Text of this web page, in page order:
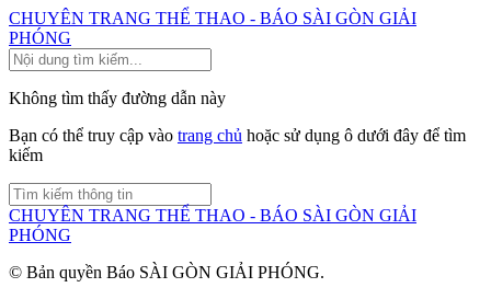
CHUYÊN TRANG THỂ THAO - BÁO SÀI GÒN GIẢI
PHÓNG
Không tìm thấy đường dẫn này
Bạn có thể truy cập vào trang chủ hoặc sử dụng ô dưới đây để tìm
kiếm
CHUYÊN TRANG THỂ THAO - BÁO SÀI GÒN GIẢI
PHÓNG
© Bản quyền Báo SÀI GÒN GIẢI PHÓNG.